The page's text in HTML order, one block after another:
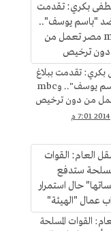
تقدمت ببلاغ
ضد "باسم يوسف".. وmbc
من دون ترخيص
القوات المسلحة